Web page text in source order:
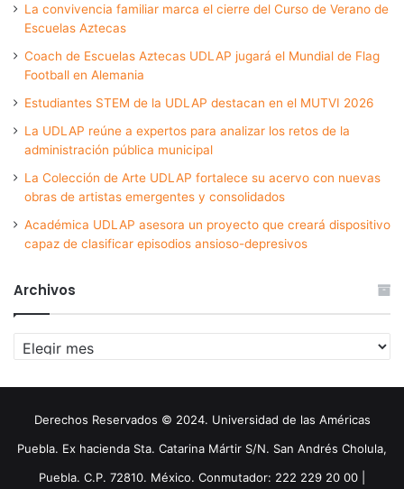
La convivencia familiar marca el cierre del Curso de Verano de
Escuelas Aztecas
Coach de Escuelas Aztecas UDLAP jugará el Mundial de Flag
Football en Alemania
Estudiantes STEM de la UDLAP destacan en el MUTVI 2026
La UDLAP reúne a expertos para analizar los retos de la
administración pública municipal
La Colección de Arte UDLAP fortalece su acervo con nuevas
obras de artistas emergentes y consolidados
Académica UDLAP asesora un proyecto que creará dispositivo
capaz de clasificar episodios ansioso-depresivos
Archivos
Archivos
Derechos Reservados © 2024. Universidad de las Américas
Puebla. Ex hacienda Sta. Catarina Mártir S/N. San Andrés Cholula,
Puebla. C.P. 72810. México. Conmutador: 222 229 20 00 |